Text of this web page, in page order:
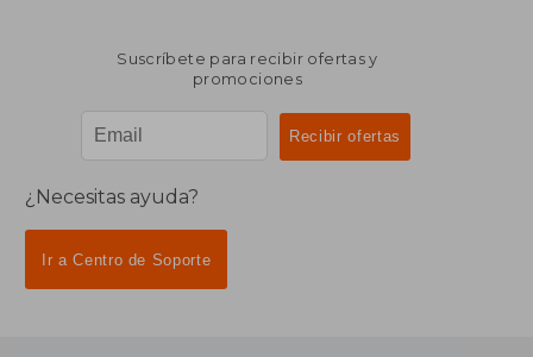
Suscríbete para recibir ofertas y
promociones
¿Necesitas ayuda?
Ir a Centro de Soporte